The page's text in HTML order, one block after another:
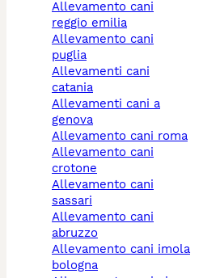
allevamento cani
reggio emilia
allevamento cani
puglia
allevamenti cani
catania
allevamenti cani a
genova
allevamento cani roma
allevamento cani
crotone
allevamento cani
sassari
allevamento cani
abruzzo
allevamento cani imola
bologna